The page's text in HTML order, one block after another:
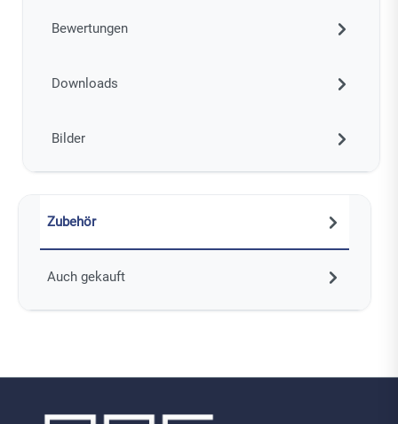
Bewertungen
Downloads
Bilder
Zubehör
Auch gekauft